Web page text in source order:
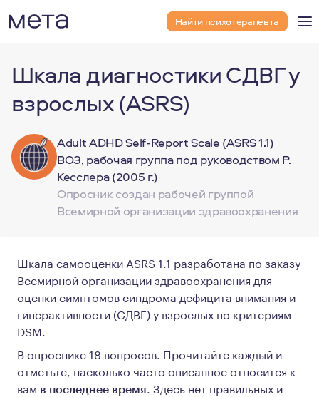
Найти психотерапевта
Шкала диагностики СДВГ у
взрослых (ASRS)
Adult ADHD Self-Report Scale (ASRS 1.1)
ВОЗ, рабочая группа под руководством Р.
Кесслера (2005 г.)
Опросник создан рабочей группой
Всемирной организации здравоохранения
Шкала самооценки ASRS 1.1 разработана по заказу
Всемирной организации здравоохранения для
оценки симптомов синдрома дефицита внимания и
гиперактивности (СДВГ) у взрослых по критериям
DSM.
В опроснике 18 вопросов. Прочитайте каждый и
отметьте, насколько часто описанное относится к
вам в последнее время. Здесь нет правильных и